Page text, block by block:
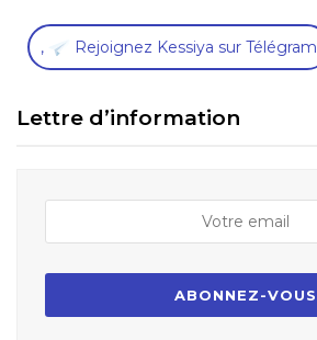
, Rejoignez Kessiya sur Télégram
Lettre d’information